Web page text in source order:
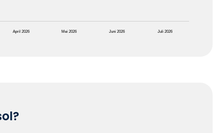
April 2026 Mei 2026 Juni 2026 Juli 2026